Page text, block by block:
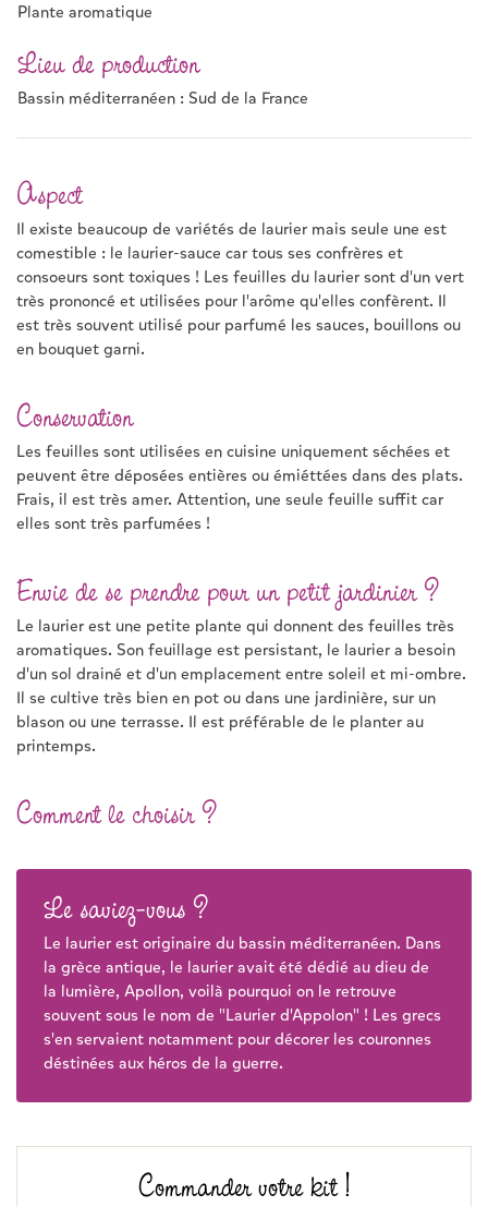
Plante aromatique
Lieu de production
Bassin méditerranéen : Sud de la France
Aspect
Il existe beaucoup de variétés de laurier mais seule une est
comestible : le laurier-sauce car tous ses confrères et
consoeurs sont toxiques ! Les feuilles du laurier sont d'un vert
très prononcé et utilisées pour l'arôme qu'elles confèrent. Il
est très souvent utilisé pour parfumé les sauces, bouillons ou
en bouquet garni.
Conservation
Les feuilles sont utilisées en cuisine uniquement séchées et
peuvent être déposées entières ou émiéttées dans des plats.
Frais, il est très amer. Attention, une seule feuille suffit car
elles sont très parfumées !
Envie de se prendre pour un petit jardinier ?
Le laurier est une petite plante qui donnent des feuilles très
aromatiques. Son feuillage est persistant, le laurier a besoin
d'un sol drainé et d'un emplacement entre soleil et mi-ombre.
Il se cultive très bien en pot ou dans une jardinière, sur un
blason ou une terrasse. Il est préférable de le planter au
printemps.
Comment le choisir ?
Le saviez-vous ?
Le laurier est originaire du bassin méditerranéen. Dans
la grèce antique, le laurier avait été dédié au dieu de
la lumière, Apollon, voilà pourquoi on le retrouve
souvent sous le nom de "Laurier d'Appolon" ! Les grecs
s'en servaient notamment pour décorer les couronnes
déstinées aux héros de la guerre.
Commander votre kit !